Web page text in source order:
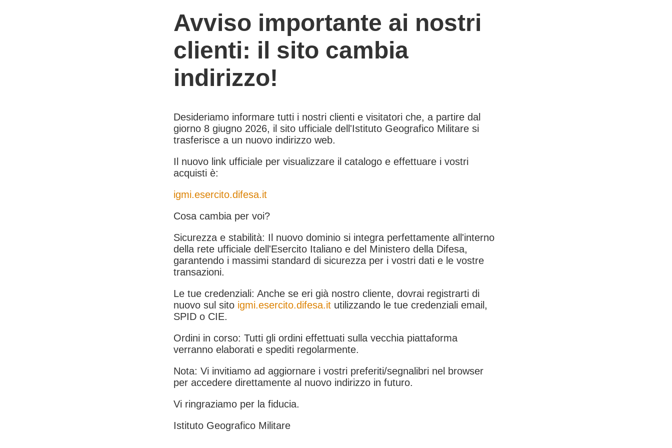
Avviso importante ai nostri
clienti: il sito cambia
indirizzo!
Desideriamo informare tutti i nostri clienti e visitatori che, a partire dal
giorno 8 giugno 2026, il sito ufficiale dell'Istituto Geografico Militare si
trasferisce a un nuovo indirizzo web.
Il nuovo link ufficiale per visualizzare il catalogo e effettuare i vostri
acquisti è:
igmi.esercito.difesa.it
Cosa cambia per voi?
Sicurezza e stabilità: Il nuovo dominio si integra perfettamente all'interno
della rete ufficiale dell'Esercito Italiano e del Ministero della Difesa,
garantendo i massimi standard di sicurezza per i vostri dati e le vostre
transazioni.
Le tue credenziali: Anche se eri già nostro cliente, dovrai registrarti di
nuovo sul sito igmi.esercito.difesa.it utilizzando le tue credenziali email,
SPID o CIE.
Ordini in corso: Tutti gli ordini effettuati sulla vecchia piattaforma
verranno elaborati e spediti regolarmente.
Nota: Vi invitiamo ad aggiornare i vostri preferiti/segnalibri nel browser
per accedere direttamente al nuovo indirizzo in futuro.
Vi ringraziamo per la fiducia.
Istituto Geografico Militare